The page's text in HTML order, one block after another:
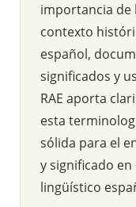
importancia de
contexto
español,
significados y
RAE aporta
esta
sólida para el
y significado
lingüístico